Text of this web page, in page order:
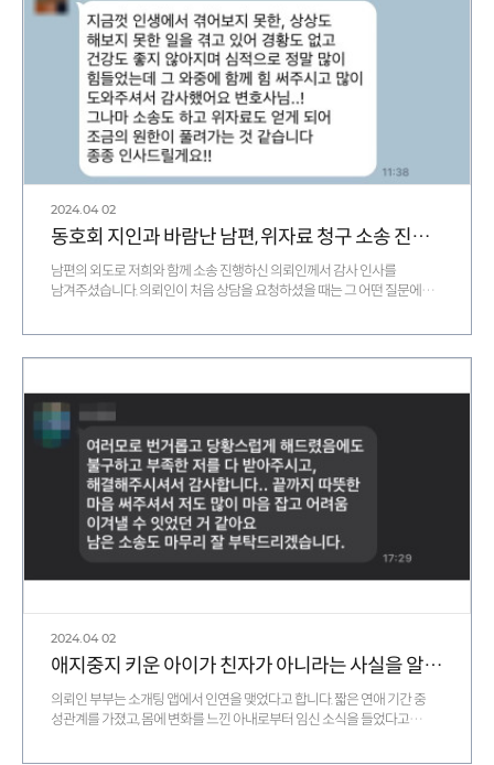
2024.04 02
동호회 지인과 바람난 남편, 위자료 청구 소송 진행 후 보내주신 감사 메시지
남편의 외도로 저희와 함께 소송 진행하신 의뢰인께서 감사 인사를
남겨주셨습니다. 의뢰인이 처음 상담을 요청하셨을 때는 그 어떤 질문에
2024.04 02
애지중지 키운 아이가 친자가 아니라는 사실을 알고 소송 진행 중인 의뢰인 후기
의뢰인 부부는 소개팅 앱에서 인연을 맺었다고 합니다. 짧은 연애 기간 중
성관계를 가졌고, 몸에 변화를 느낀 아내로부터 임신 소식을 들었다고